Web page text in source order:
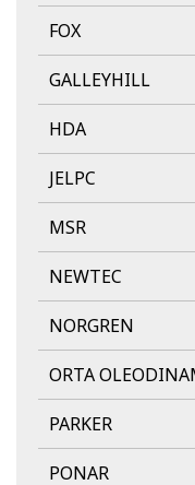
FOX
GALLEYHILL
HDA
JELPC
MSR
NEWTEC
NORGREN
ORTA
PARKER
PONAR